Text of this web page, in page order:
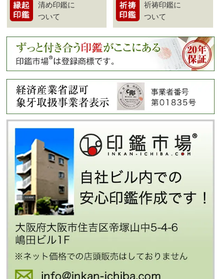
清め印鑑に
ついて
祈祷印鑑に
ついて